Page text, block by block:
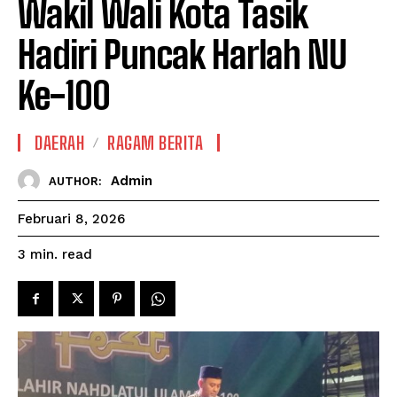
Wakil Wali Kota Tasik
Hadiri Puncak Harlah NU
Ke-100
DAERAH RAGAM BERITA
AUTHOR: Admin
Februari 8, 2026
3 min. read